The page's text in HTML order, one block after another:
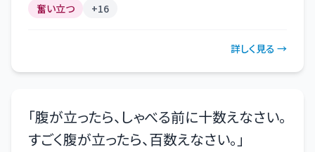
奮い立つ
+16
詳しく見る →
「腹が立ったら、しゃべる前に十数えなさい。
すごく腹が立ったら、百数えなさい。 」